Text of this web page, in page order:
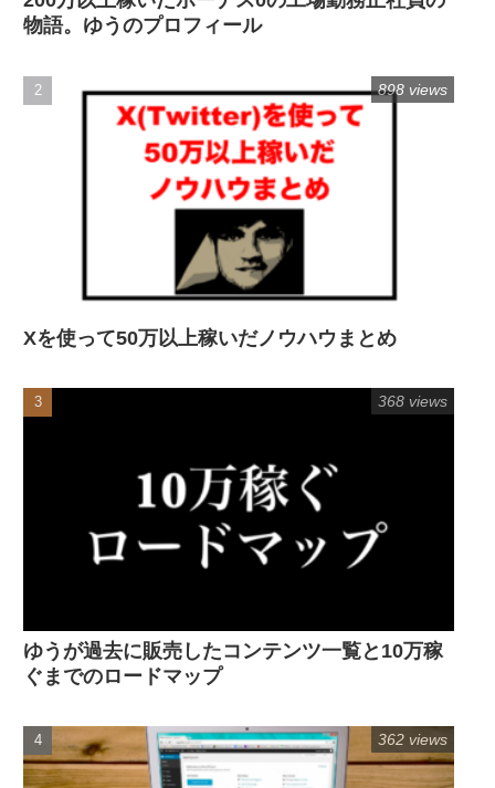
物語。ゆうのプロフィール
Xを使って50万以上稼いだノウハウまとめ
898 views
ゆうが過去に販売したコンテンツ一覧と10万稼
ぐまでのロードマップ
368 views
362 views